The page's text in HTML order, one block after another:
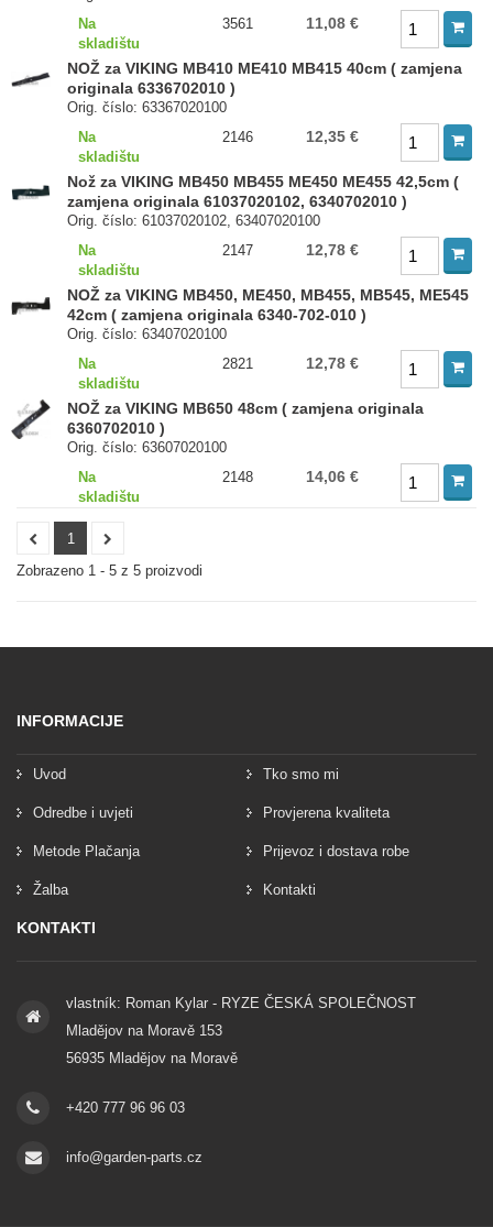
Na
skladištu
3561 11,08 €
NOŽ za VIKING MB410 ME410 MB415 40cm ( zamjena
originala 6336702010 )
Orig. číslo: 63367020100
Na
skladištu
2146 12,35 €
Nož za VIKING MB450 MB455 ME450 ME455 42,5cm (
zamjena originala 61037020102, 6340702010 )
Orig. číslo: 61037020102, 63407020100
Na
skladištu
2147 12,78 €
NOŽ za VIKING MB450, ME450, MB455, MB545, ME545
42cm ( zamjena originala 6340-702-010 )
Orig. číslo: 63407020100
Na
skladištu
2821 12,78 €
NOŽ za VIKING MB650 48cm ( zamjena originala
6360702010 )
Orig. číslo: 63607020100
Na
skladištu
2148 14,06 €
1
Zobrazeno 1 - 5 z 5 proizvodi
INFORMACIJE
Uvod Tko smo mi
Odredbe i uvjeti Provjerena kvaliteta
Metode Plačanja Prijevoz i dostava robe
Žalba Kontakti
KONTAKTI
vlastník: Roman Kylar - RYZE ČESKÁ SPOLEČNOST
Mladějov na Moravě 153
56935 Mladějov na Moravě
+420 777 96 96 03
info@garden-parts.cz